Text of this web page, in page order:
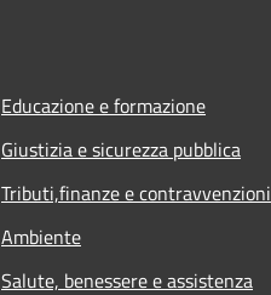
Educazione e formazione
Giustizia e sicurezza pubblica
Tributi,finanze e contravvenzioni
Ambiente
Salute, benessere e assistenza